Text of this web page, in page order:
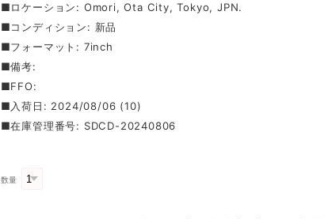
■ロケーション: Omori, Ota City, Tokyo, JPN.
■コンディション: 新品
■フォーマット: 7inch
■備考:
■FFO:
■入荷日: 2024/08/06 (10)
■在庫管理番号: SDCD-20240806
数量